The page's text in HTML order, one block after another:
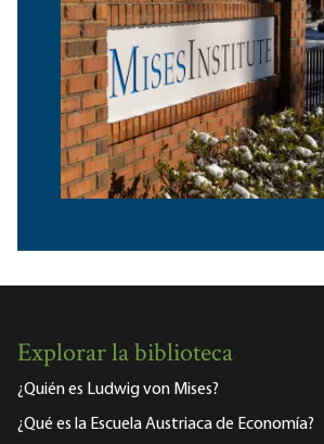
Explorar la biblioteca
¿Quién es Ludwig von Mises?
¿Qué es la Escuela Austriaca de Economía?